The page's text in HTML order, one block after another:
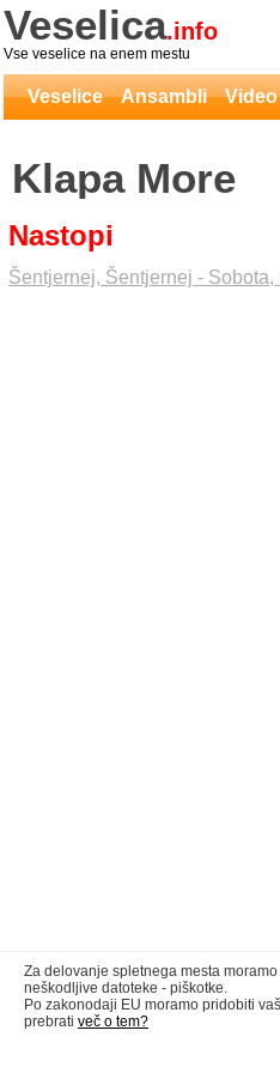
Veselica.info
Vse veselice na enem mestu
Veselice Ansambli Video
Klapa More
Nastopi
Šentjernej, Šentjernej - Sobota,
Za delovanje spletnega mesta
neškodljive datoteke - piškotke.
Po zakonodaji EU moramo pridobiti
prebrati več o tem?